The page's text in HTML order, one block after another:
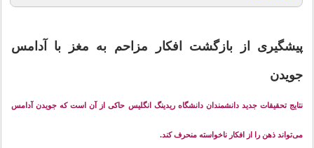
پیشگیری از بازگشت افکار مزاحم به مغز با آدامس
جویدن
نتایج تحقیقات جدید دانشمندان دانشگاه ریدینگ انگلیس حاکی از آن است که جویدن آدامس
می‌تواند ذهن را از افکار ناخواسته منحرف کند.